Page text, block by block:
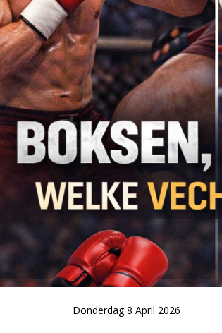
Donderdag 8 April 2026